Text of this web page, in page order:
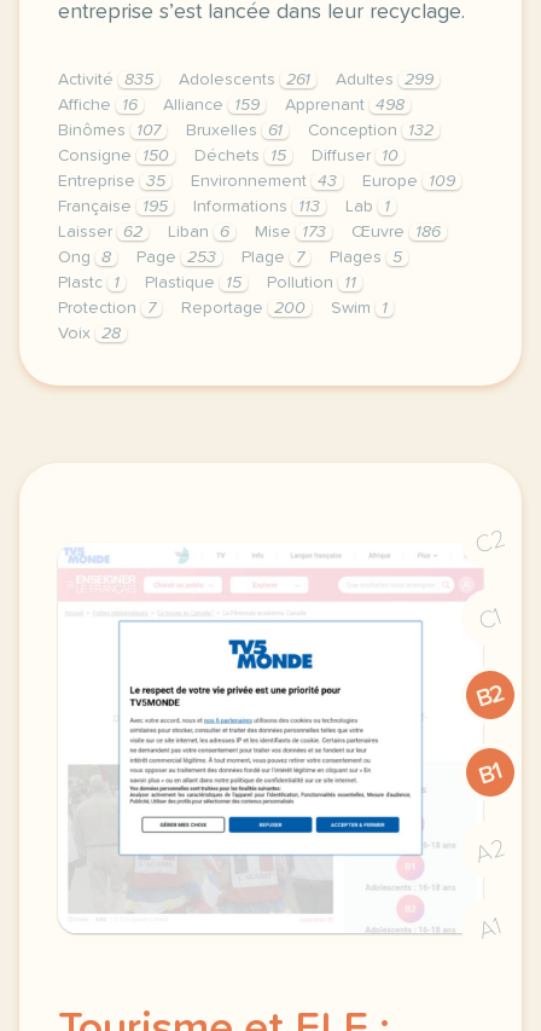
entreprise s’est lancée dans leur recyclage.
Activité 835 Adolescents 261 Adultes
299
Affiche
16 Alliance 159 Apprenant
498
Binômes
107 Bruxelles 61 Conception
132
Consigne
150 Déchets 15 Diffuser
10
Entreprise
35 Environnement 43 Europe
109
Française
195 Informations 113 Lab
1
Laisser
62 Liban 6 Mise 173 Œuvre
186
Ong
8 Page 253 Plage 7 Plages
5
Plastc
1 Plastique 15 Pollution
11
Protection
7 Reportage 200 Swim
1
Voix
28
le respect de votre vie privee est une priorite
C2
C1
B2
B1
A2
A1